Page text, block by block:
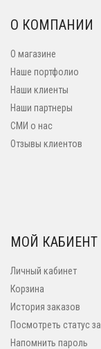
О КОМПАНИИ
О магазине
Наше портфолио
Наши клиенты
Наши партнеры
СМИ о нас
Отзывы клиентов
МОЙ КАБИЕНТ
Личный кабинет
Корзина
История заказов
Посмотреть статус
Напомнить пароль